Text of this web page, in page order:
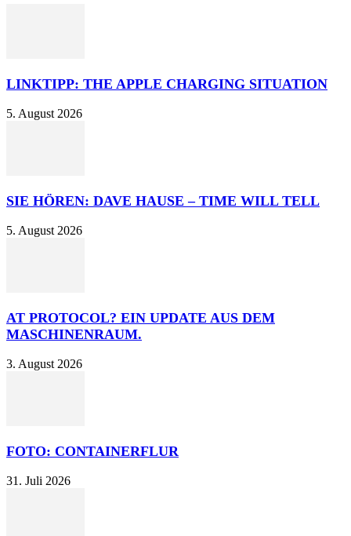
LINKTIPP: THE APPLE CHARGING SITUATION
5. August 2026
SIE HÖREN: DAVE HAUSE – TIME WILL TELL
5. August 2026
AT PROTOCOL? EIN UPDATE AUS DEM
MASCHINENRAUM.
3. August 2026
FOTO: CONTAINERFLUR
31. Juli 2026